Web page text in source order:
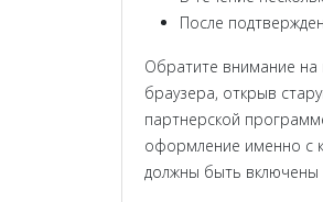
После
Обратите внимание на
браузера, открыв
партнерской
оформление именно с
должны быть включены